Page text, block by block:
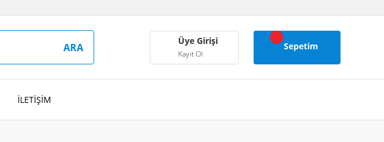
ARA Üye Girişi
Kayıt Ol
Sepetim
İLETİŞİM